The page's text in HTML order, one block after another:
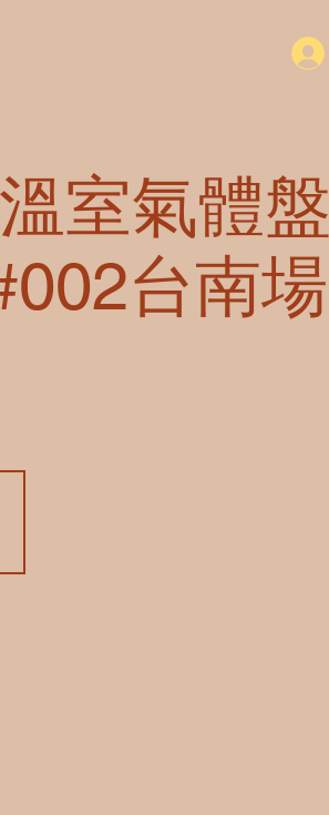
室氣體盤
台南場